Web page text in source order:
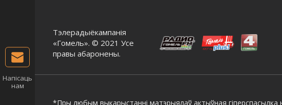
Тэлерадыёкампанія
«Гомель». © 2021 Усе
правы абаронены.
*Пры любым выкарыстанні матэрыялаў актыўная
Напісаць
нам